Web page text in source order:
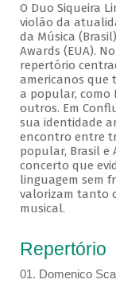
O Duo Siqueira
violão da
da Música
Awards (EUA).
repertório
americanos que
a popular, como
outros. Em
sua identidade
encontro entre
popular, Brasil e
concerto que
linguagem sem
valorizam tanto
musical.
Repertório
01. Domenico